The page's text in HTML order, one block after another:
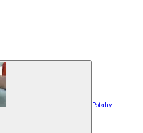
Potahy